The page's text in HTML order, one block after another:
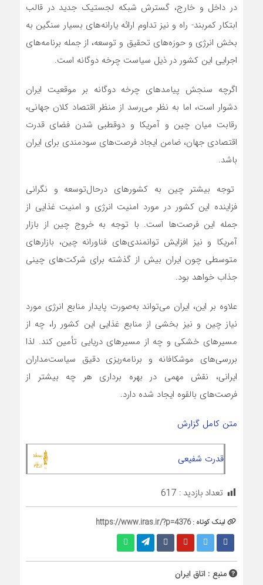
در داخل و خارج، گسترش شبکه لجستیک جدید در قالب
ابتکار کمربند- راه و نیز تداوم ارائه یارانه‌های بسیار سنگین به
بخش انرژی و حوزه‌های تحقیق و توسعه، از جمله برنامه‌های
اجرایی این کشور در ذیل سیاست چرخه دوگانه است.
اگرچه سنجش پیامدهای چرخه دوگانه بر موقعیت ایران
دشوار است، اما به نظر می‌رسد از منظر اقتصاد کلان جهانی،
رقابت میان چین و آمریکا و دوقطبی شدن فضای قدرت
اقتصادی جهان، ضامن ایجاد فرصت‌های سودمندی برای ایران
باشد.
توجه بیشتر چین به کشورهای درحال‌توسعه و نگرانی
فزاینده این کشور در مورد امنیت انرژی و امنیت غذایی از
جمله این فرصت‌ها است. با توجه به خروج چین از بازار
آمریکا و نیز افزایش توانمندی‌های فناورانه چین، بازارهای
متوسطی چون ایران بیش از گذشته برای شرکت‌های چینی
جذاب خواهد بود.
علاوه بر این، ایران می‌تواند به‌صورت پایدار منابع انرژی مورد
نیاز چین و نیز بخشی از منابع غذایی این کشور را، چه از
مسیرهای خشکی و چه از مسیرهای دریایی تأمین کند. لذا
بررسی‌های موشکافانه و برنامه‌ریزی دقیق سیاست‌مداران
ایرانی، نقش مهمی در بهره برداری هر چه بیشتر از
فرصت‌های بالقوه ایجاد شده دارد.
متن کامل گزارش
قدرت شفیعی
تعداد بازدید : 617
لینک کوتاه :https://www.iras.ir/?p=4376
منبع : اتاق ایران